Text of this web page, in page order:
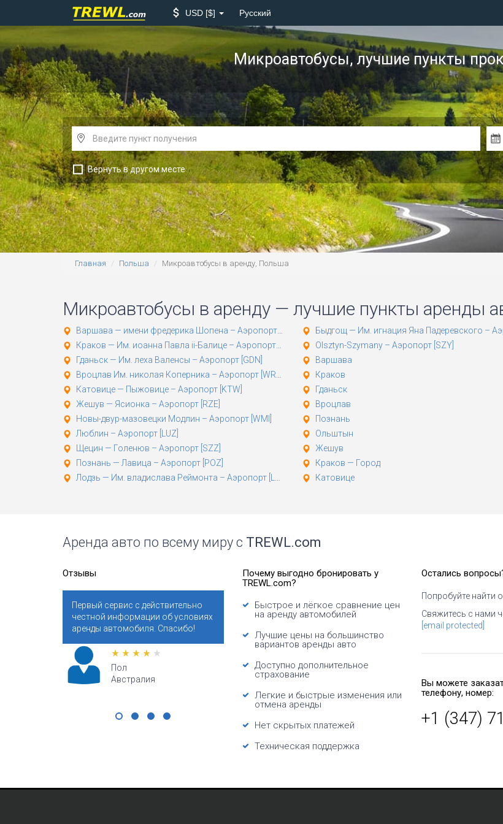
USD $ Русский
Микроавтобусы, лучшие пункты
Вернуть в другом месте
Главная Польша Микроавтобусы в аренду, Польша
Микроавтобусы в аренду — лучшие пункты аренды
Варшава — имени фредерика Шопена – Аэропорт [WAW]
Краков — Им. иоанна Павла ii-Балице – Аэропорт [KRK]
Гданьск — Им. леха Валенсы – Аэропорт [GDN]
Вроцлав Им. николая Коперника – Аэропорт [WRO]
Катовице — Пыжовице – Аэропорт [KTW]
Жешув — Ясионка – Аэропорт [RZE]
Новы-двур-мазовецки Модлин – Аэропорт [WMI]
Люблин – Аэропорт [LUZ]
Щецин — Голенюв – Аэропорт [SZZ]
Познань — Лавица – Аэропорт [POZ]
Лодзь — Им. владислава Реймонта – Аэропорт [LCJ]
Быдгощ — Им. игнация Яна Падеревского – Аэропорт
Olsztyn-Szymany – Аэропорт [SZY]
Варшава
Краков
Гданьск
Вроцлав
Познань
Ольштын
Жешув
Краков — Город
Катовице
Аренда авто по всему миру с TREWL.com
Отзывы
сервис с действительно
информации об условиях
автомобиля. Спасибо!
Бронировали автомобиль заранее
для летнего отпуска в Испании.
Поразительно привлекательные
Сайт помогает мне видеть
реальную разницу между
автомобилей. Спасибо за
искренность!
отпуск или
за 2 дня на
Почему выгодно бронировать у
TREWL.com?
Быстрое и лёгкое сравнение цен
на аренду автомобилей
Лучшие цены на большинство
вариантов аренды авто
Доступно дополнительное
страхование
Легкие и быстрые изменения или
отмена аренды
Нет скрытых платежей
Техническая поддержка
Остались
Попробуйте найти
Свяжитесь с нами
[email protected]
Вы можете
телефону, номер:
+1 (347)